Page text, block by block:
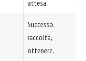
attesa.
Successo,
raccolta,
ottenere.